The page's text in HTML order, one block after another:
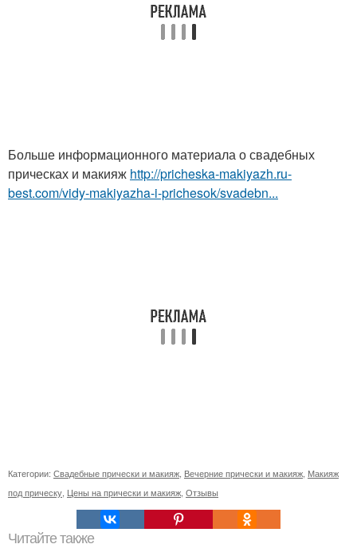
Больше информационного материала о свадебных
прическах и макияж http://pricheska-makiyazh.ru-
best.com/vidy-makiyazha-i-prichesok/svadebn...
Категории: Свадебные прически и макияж Вечерние прически и макияж Макияж
под прическу Цены на прически и макияж Отзывы
Читайте также